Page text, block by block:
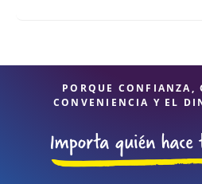
PORQUE CONFIANZA,
CONVENIENCIA Y EL